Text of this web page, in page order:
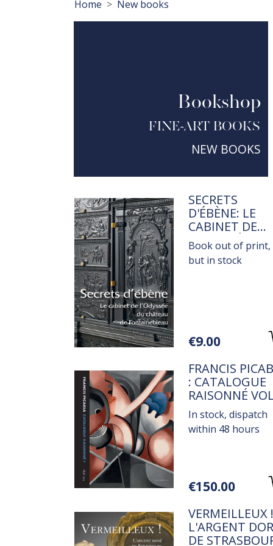
Breadcrumb
Home New books
Bookshop
FINE-ART BOOKS
NEW BOOKS
TITRE
SECRETS
D'ÉBÈNE: LE
CABINET DE
L'ODYSSÉE DU
CHÂTEAU DE
Book out of print,
but in stock
Variations
€9.00
TITRE
FRANCIS
: CATALOGUE
RAISONNÉ
: 1890-1914
In stock, dispatch
within 48 hours
Variations
€150.00
TITRE
VERMEILLEUX !
L'ARGENT
DE